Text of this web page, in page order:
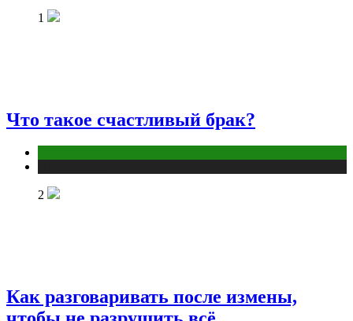
1
Что такое счастливый брак?
2
Как разговаривать после измены,